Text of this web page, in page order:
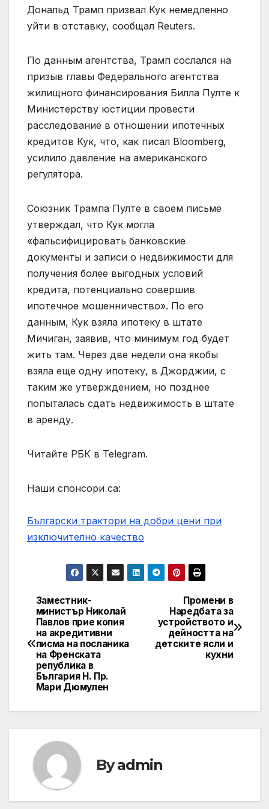
Дональд Трамп призвал Кук немедленно
уйти в отставку, сообщал Reuters.
По данным агентства, Трамп сослался на
призыв главы Федерального агентства
жилищного финансирования Билла Пулте к
Министерству юстиции провести
расследование в отношении ипотечных
кредитов Кук, что, как писал Bloomberg,
усилило давление на американского
регулятора.
Союзник Трампа Пулте в своем письме
утверждал, что Кук могла
«фальсифицировать банковские
документы и записи о недвижимости для
получения более выгодных условий
кредита, потенциально совершив
ипотечное мошенничество». По его
данным, Кук взяла ипотеку в штате
Мичиган, заявив, что минимум год будет
жить там. Через две недели она якобы
взяла еще одну ипотеку, в Джорджии, с
таким же утверждением, но позднее
попыталась сдать недвижимость в штате
в аренду.
Читайте РБК в Telegram.
Наши спонсори са:
Български трактори на добри цени при
изключително качество
Post
navigation
Промени в
Наредбата за
устройството и
дейността на
детските ясли и
кухни
Заместник-
министър Николай
Павлов прие копия
на акредитивни
писма на посланика
на Френската
република в
България Н. Пр.
Мари Дюмулен
Byadmin